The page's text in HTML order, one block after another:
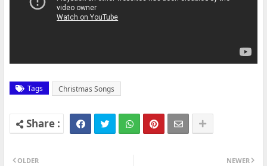
Tags Christmas Songs
NEWER
OLDER